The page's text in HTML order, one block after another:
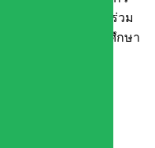
กษาทางไกลฯ เข้าร่วม
นักงานเขตพื้นที่การศึกษา